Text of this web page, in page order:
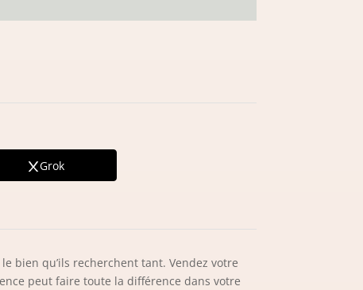
Grok
bien qu’ils recherchent tant. Vendez votre
peut faire toute la différence dans votre